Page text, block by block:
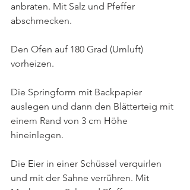
anbraten. Mit Salz und Pfeffer
abschmecken.
Den Ofen auf 180 Grad (Umluft)
vorheizen.
Die Springform mit Backpapier
auslegen und dann den Blätterteig mit
einem Rand von 3 cm Höhe
hineinlegen.
Die Eier in einer Schüssel verquirlen
und mit der Sahne verrühren. Mit